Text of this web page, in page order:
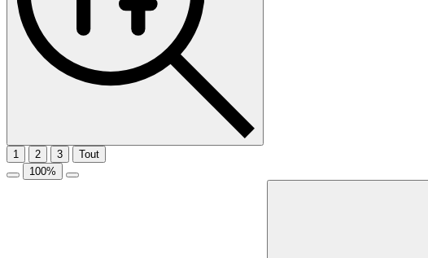
1 2 3
Tout
100%